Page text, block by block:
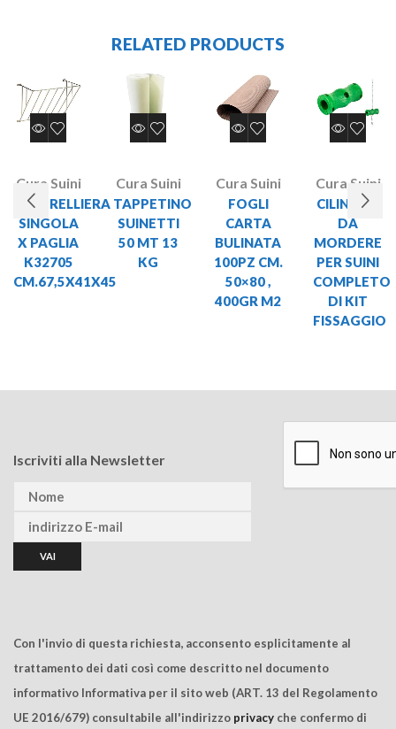
RELATED PRODUCTS
Cura Suini
RASTRELLIERA
SINGOLA
X PAGLIA
K32705
CM.67,5X41X45
Cura Suini
TAPPETINO
SUINETTI
50 MT 13
KG
Cura Suini
FOGLI
CARTA
BULINATA
100PZ CM.
50×80 ,
400GR M2
Cura Suini
CILINDRO
DA
MORDERE
PER SUINI
COMPLETO
DI KIT
FISSAGGIO
Iscriviti alla Newsletter
Con l'invio di questa richiesta, acconsento esplicitamente al
trattamento dei dati così come descritto nel documento
informativo Informativa per il sito web (ART. 13 del Regolamento
UE 2016/679) consultabile all'indirizzo privacy che confermo di